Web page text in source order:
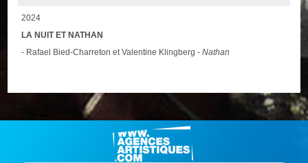
2024
LA NUIT ET NATHAN
- Rafael Bied-Charreton et Valentine Klingberg -Nathan